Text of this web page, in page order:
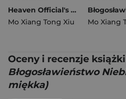
Heaven Official's Blessing (The Comic): Volume 2
Mo Xiang Tong Xiu
Mo Xiang
Oceny i recenzje książki
Błogosławieństwo
miękka)